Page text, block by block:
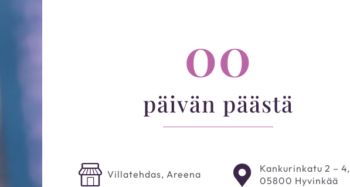
00
päivän päästä
Villatehdas, Areena
Kankurinkatu 2 – 4,
05800 Hyvinkää